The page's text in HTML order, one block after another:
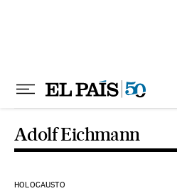
Adolf Eichmann
HOLOCAUSTO